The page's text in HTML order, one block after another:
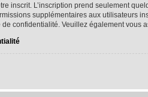
inscrit. L’inscription prend seulement
supplémentaires aux utilisateurs
confidentialité. Veuillez également vous